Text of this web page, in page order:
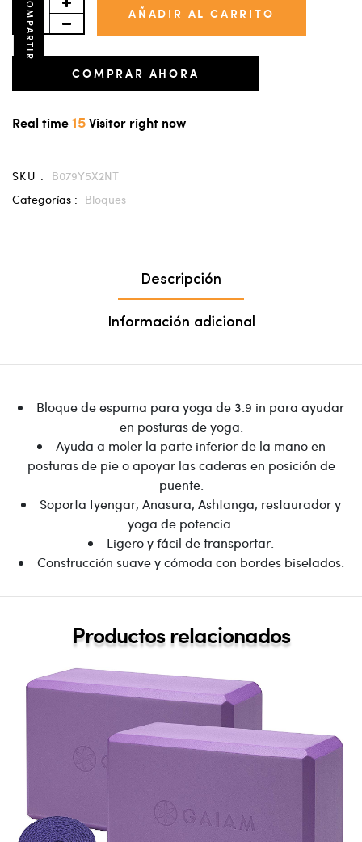
COMPARTIR AÑADIR AL CARRITO
COMPRAR AHORA
Real time15Visitor right now
SKU :
B079Y5X2NT
Categorías : Bloques
Descripción
Información adicional
Bloque de espuma para yoga de 3.9 in para ayudar
en posturas de yoga.
Ayuda a moler la parte inferior de la mano en
posturas de pie o apoyar las caderas en posición de
puente.
Soporta Iyengar, Anasura, Ashtanga, restaurador y
yoga de potencia.
Ligero y fácil de transportar.
Construcción suave y cómoda con bordes biselados.
Productos relacionados